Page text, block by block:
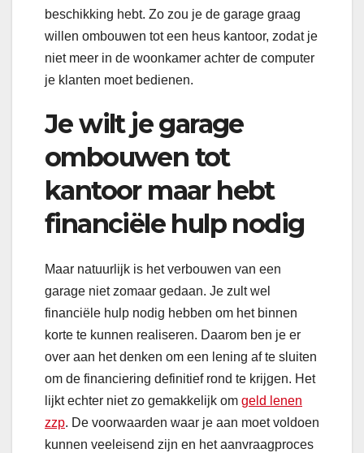
beschikking hebt. Zo zou je de garage graag
willen ombouwen tot een heus kantoor, zodat je
niet meer in de woonkamer achter de computer
je klanten moet bedienen.
Je wilt je garage
ombouwen tot
kantoor maar hebt
financiële hulp nodig
Maar natuurlijk is het verbouwen van een
garage niet zomaar gedaan. Je zult wel
financiële hulp nodig hebben om het binnen
korte te kunnen realiseren. Daarom ben je er
over aan het denken om een lening af te sluiten
om de financiering definitief rond te krijgen. Het
lijkt echter niet zo gemakkelijk om geld lenen
zzp. De voorwaarden waar je aan moet voldoen
kunnen veeleisend zijn en het aanvraagproces